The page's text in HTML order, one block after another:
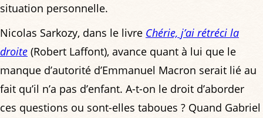
situation personnelle.
Nicolas Sarkozy, dans le livre Chérie, j’ai rétréci la
droite (Robert Laffont), avance quant à lui que le
manque d’autorité d’Emmanuel Macron serait lié au
fait qu’il n’a pas d’enfant. A-t-on le droit d’aborder
ces questions ou sont-elles taboues ? Quand Gabriel